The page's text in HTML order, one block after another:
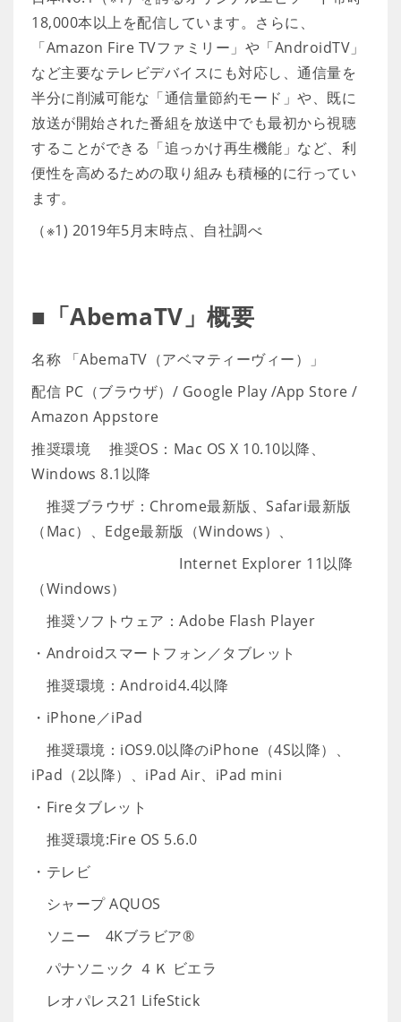
18,000本以上を配信しています。さらに、
「Amazon Fire TVファミリー」や「AndroidTV」
など主要なテレビデバイスにも対応し、通信量を
半分に削減可能な「通信量節約モード」や、既に
放送が開始された番組を放送中でも最初から視聴
することができる「追っかけ再生機能」など、利
便性を高めるための取り組みも積極的に行ってい
ます。
（※1) 2019年5月末時点、自社調べ
■「AbemaTV」概要
名称 「AbemaTV（アベマティーヴィー）」
配信 PC（ブラウザ）/ Google Play /App Store /
Amazon Appstore
推奨環境 推奨OS：Mac OS X 10.10以降、
Windows 8.1以降
推奨ブラウザ：Chrome最新版、Safari最新版
（Mac）、Edge最新版（Windows）、
Internet Explorer 11以降
（Windows）
推奨ソフトウェア：Adobe Flash Player
・Androidスマートフォン／タブレット
推奨環境：Android4.4以降
・iPhone／iPad
推奨環境：iOS9.0以降のiPhone（4S以降）、
iPad（2以降）、iPad Air、iPad mini
・Fireタブレット
推奨環境:Fire OS 5.6.0
・テレビ
シャープ AQUOS
ソニー 4Kブラビア®
パナソニック ４Ｋ ビエラ
レオパレス21 LifeStick